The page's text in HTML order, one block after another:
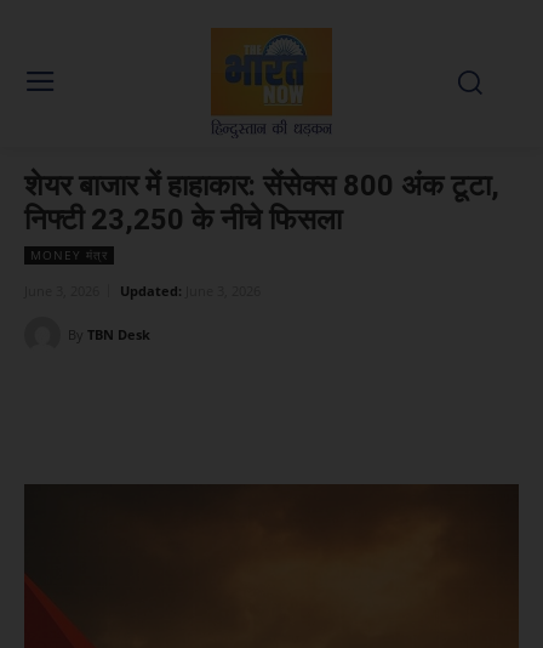
शेयर बाजार में हाहाकार: सेंसेक्स 800 अंक टूटा,
निफ्टी 23,250 के नीचे फिसला
MONEY मंत्र
Updated:
By TBN Desk